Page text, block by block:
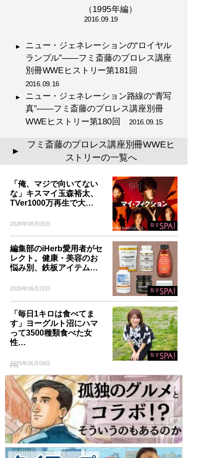
（1995年編）
2016.09.19
ニュー・ジェネレーションの“ロイヤル
ランブル”――フミ斎藤のプロレス講座
別冊WWEヒストリー第181回
2016.09.16
ニュー・ジェネレーション路線の“青写
真”――フミ斎藤のプロレス講座別冊
WWEヒストリー第180回
2016.09.15
▲
フミ斎藤のプロレス講座別冊WWEヒ
ストリーの一覧へ
「俺、マジで向いてない
な」キスマイ玉森裕太、
TVer1000万再生で大…
2026年08月05日
編集部のiHerb愛用者がセ
レクト。健康・美容のお
悩み別、鉄板アイテム…
2026年06月22日
「毎日1キロは食べてま
す」ヨーグルト沼にハマ
って3500種類食べた女
性…
2026年06月09日
PR